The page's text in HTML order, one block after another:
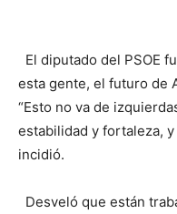
El diputado del PSOE
esta gente, el futuro de
“Esto no va de
estabilidad y fortaleza,
incidió.
Desveló que están